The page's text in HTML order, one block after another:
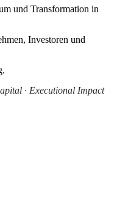
und Transformation in
Investoren und
· Executional Impact